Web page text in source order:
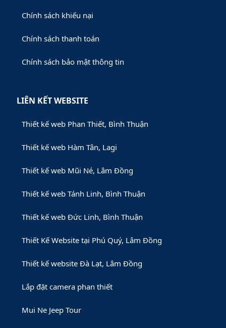
Chính sách khiếu nại
Chính sách thanh toán
Chính sách bảo mật thông tin
LIÊN KẾT WEBSITE
Thiết kế web Phan Thiết, Bình Thuận
Thiết kế web Hàm Tân, Lagi
Thiết kế web Mũi Né, Lâm Đồng
Thiết kế web Tánh Linh, Bình Thuận
Thiết kế web Đức Linh, Bình Thuận
Thiết Kế Website tại Phú Quý, Lâm Đồng
Thiết kế website Đà Lạt, Lâm Đồng
Lắp đặt camera phan thiết
Mui Ne Jeep Tour